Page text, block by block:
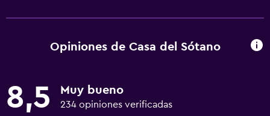
Opiniones de Casa del Sótano
8,5 Muy bueno
234 opiniones verificadas